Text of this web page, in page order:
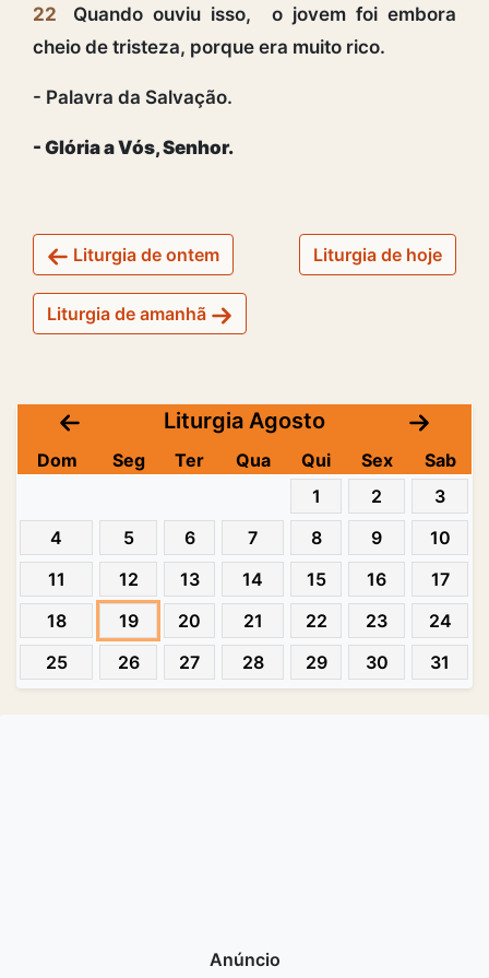
22
Quando ouviu isso, o jovem foi embora
cheio de tristeza, porque era muito rico.
- Palavra da Salvação.
- Glória a Vós, Senhor.
Liturgia de ontem Liturgia de hoje
Liturgia de amanhã
Liturgia Agosto
Dom Seg Ter Qua Qui Sex
Sab
1
2
3
4
5 6 7 8 9
10
11
12 13 14 15 16
17
18
19 20 21 22 23
24
25
26 27 28 29 30 31